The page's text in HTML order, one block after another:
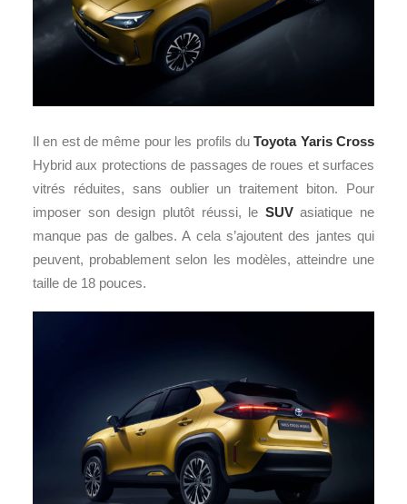
Il en est de même pour les profils duToyota Yaris Cross
Hybrid aux protections de passages de roues et surfaces
vitrés réduites, sans oublier un traitement biton. Pour
imposer son design plutôt réussi, le SUVasiatique ne
manque pas de galbes. A cela s’ajoutent des jantes qui
peuvent, probablement selon les modèles, atteindre une
taille de 18 pouces.